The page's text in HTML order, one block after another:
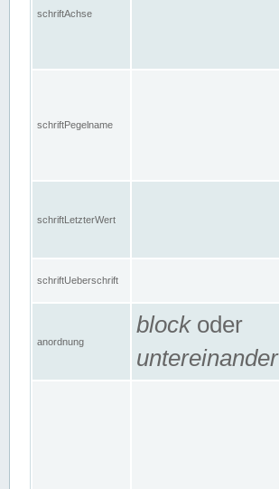
schriftAchse
schriftPegelname
schriftLetzterWert
schriftUeberschrift
anordnung
blockoder
untereinander